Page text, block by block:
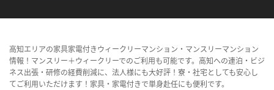
高知エリアの家具家電付きウィークリーマンション・マンスリーマンション
情報！マンスリー＋ウィークリーでのご利用も可能です。高知への連泊・ビジ
ネス出張・研修の経費削減に、法人様にも大好評！寮・社宅としても安心し
てご利用いただけます！家具・家電付きで単身赴任にも便利です。